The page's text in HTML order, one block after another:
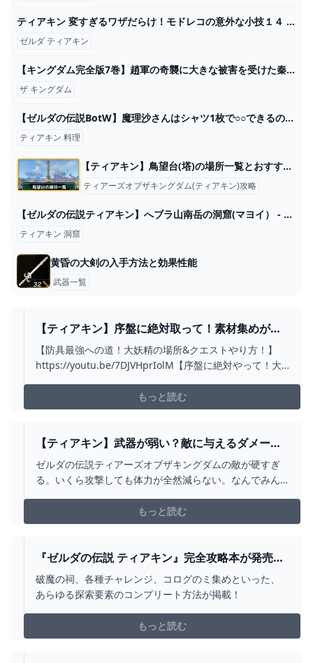
ティアキン 変すぎるワザだらけ！モドレコの意外な小技１４ ゼルダの伝説 ティアーズ オブ ザ キングダム - YouTube
ゼルダ ティアキン
【キングダム完全版7巻】趙軍の奇襲に大きな被害を受けた秦軍。飛信隊を逃がすため、羌カイと信が趙軍総大将・ホウ煖に戦いを挑む！（ネタバレあり） - 電撃オンライン
ザ キングダム
【ゼルダの伝説BotW】魔理沙さんはシャツ1枚で○○できるのか？ 番外編【ゆっくり実況】 - YouTube
ティアキン 料理
【ティアキン】鳥望台(塔)の場所一覧とおすすめ解放順番【ゼルダの伝説ティアーズオブザキングダム】
ティアーズオブザキングダム(ティアキン)攻略
【ゼルダの伝説ティアキン】へブラ山南岳の洞窟(マヨイ） - YouTube
ティアキン 洞窟
黄昏の大剣の入手方法と効果性能
武器一覧
【ティアキン】序盤に絶対取って！素材集めが楽
になる神装備！【ゼルダの伝説】 - YOUTUBE
【防具最強への道！大妖精の場所&クエストやり方！】
https://youtu.be/7DJVHprIolM【序盤に絶対やって！大
https://youtu.be/In8PTHMtbvM【ゼルダの伝説 ティア
ーズ オブ ザ キングダム 攻略】https://youtube...
もっと読む
【ティアキン】武器が弱い？敵に与えるダメージ
が少ない原因と対処法【ゼルダの伝説ティアーズ
オブザキングダム】
ゼルダの伝説ティアーズオブザキングダムの敵が硬すぎ
る。いくら攻撃しても体力が全然減らない。なんでみん
た。どうやらスクラビルドを使わずに拾った剣でそのま
ま
もっと読む
『ゼルダの伝説 ティアキン』完全攻略本が発売決
定！A4判・640ページの大ボリュームで、コログ
の場所までまるわかり インサイド
破魔の祠、各種チャレンジ、コログのミ集めといった、
あらゆる探索要素のコンプリート方法が掲載！
もっと読む